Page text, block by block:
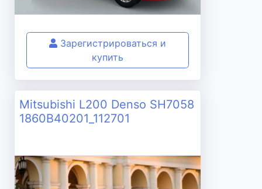
Зарегистрироваться и
купить
Mitsubishi L200 Denso SH7058
1860B40201_112701